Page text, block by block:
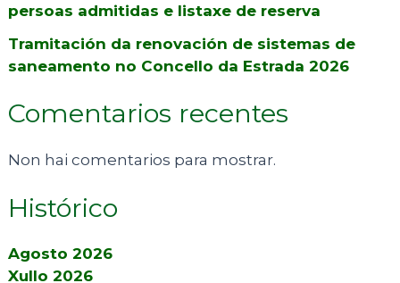
persoas admitidas e listaxe de reserva
Tramitación da renovación de sistemas de
saneamento no Concello da Estrada 2026
Comentarios recentes
Non hai comentarios para mostrar.
Histórico
Agosto 2026
Xullo 2026